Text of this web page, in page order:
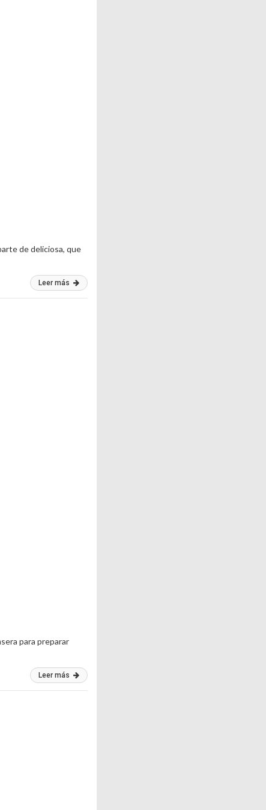
de deliciosa, que
Leer más
para preparar
Leer más